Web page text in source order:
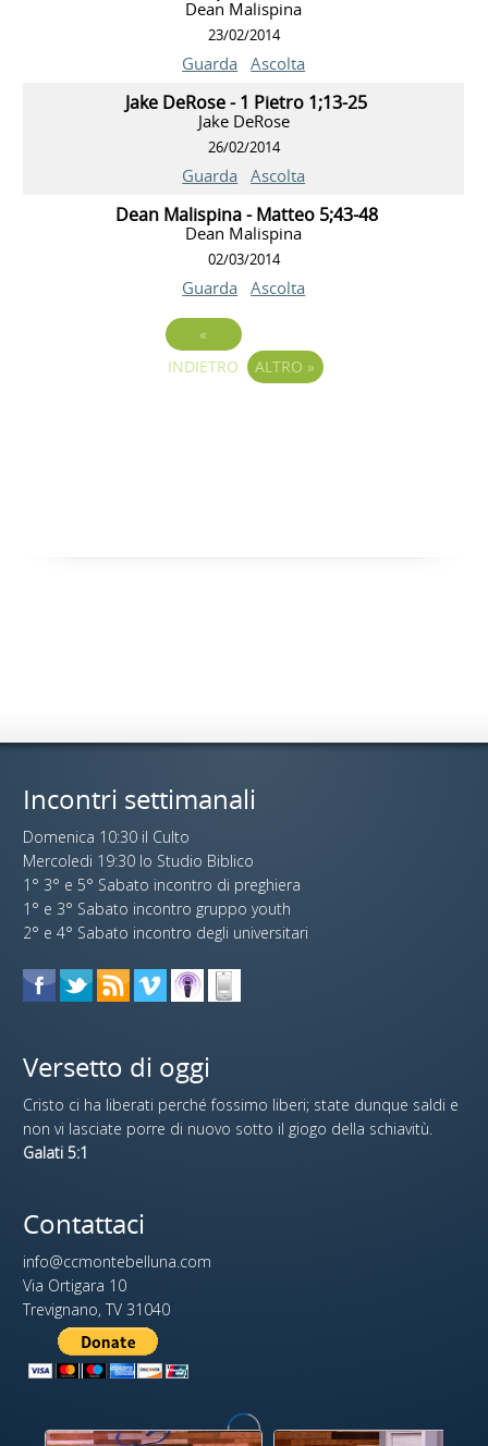
Dean Malispina
23/02/2014
Guarda Ascolta
Jake DeRose - 1 Pietro 1;13-25
Jake DeRose
26/02/2014
Guarda Ascolta
Dean Malispina - Matteo 5;43-48
Dean Malispina
02/03/2014
Guarda Ascolta
«
INDIETRO
ALTRO »
Incontri settimanali
Domenica 10:30 il Culto
Mercoledi 19:30 lo Studio Biblico
1° 3° e 5° Sabato incontro di preghiera
1° e 3° Sabato incontro gruppo youth
2° e 4° Sabato incontro degli universitari
Versetto di oggi
Cristo ci ha liberati perché fossimo liberi; state dunque saldi e
non vi lasciate porre di nuovo sotto il giogo della schiavitù.
Galati 5:1
Contattaci
info@ccmontebelluna.com
Via Ortigara 10
Trevignano, TV 31040